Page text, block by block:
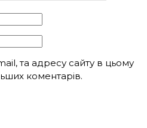
та адресу сайту в цьому
коментарів.